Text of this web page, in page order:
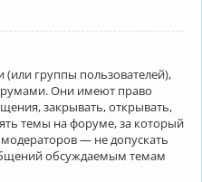
группы пользователей),
Они имеют право
закрывать, открывать,
темы на форуме, за который
— не допускать
обсуждаемым темам